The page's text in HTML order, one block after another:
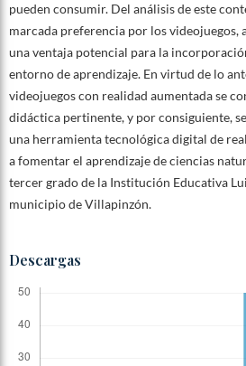
pueden consumir. Del análisis de este
marcada preferencia por los videojuegos,
una ventaja potencial para la
entorno de aprendizaje. En virtud de lo
videojuegos con realidad aumentada se
didáctica pertinente, y por consiguiente,
una herramienta tecnológica digital de
a fomentar el aprendizaje de ciencias
tercer grado de la Institución Educativa
municipio de Villapinzón.
Descargas